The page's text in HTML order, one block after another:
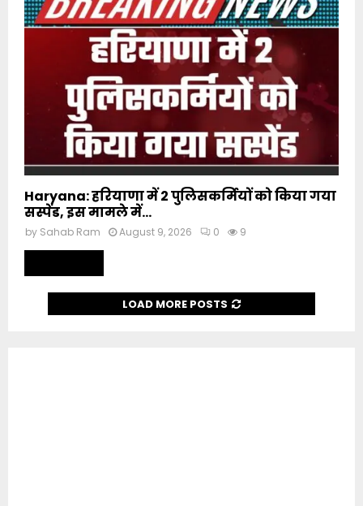
Haryana: हरियाणा में 2 पुलिसकर्मियों को किया गया
सस्पेंड, इस मामले में...
by Sahab Ram August 9, 2026 0 9
LOAD MORE POSTS